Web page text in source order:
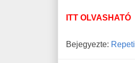
ITT OLVASHATÓ
Bejegyezte: Repeti